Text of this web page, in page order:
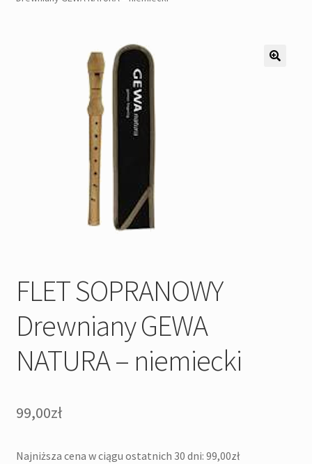
Pozostałe
FLET SOPRANOWY
Drewniany GEWA
NATURA – niemiecki
99,00zł
Najniższa cena w ciągu ostatnich 30 dni: 99,00zł